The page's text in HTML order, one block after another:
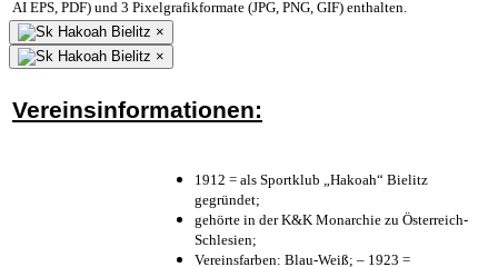
AI EPS, PDF) und 3 Pixelgrafikformate (JPG, PNG, GIF) enthalten.
×
×
Vereinsinformationen:
1912 = als Sportklub „Hakoah“ Bielitz
gegründet;
gehörte in der K&K Monarchie zu Österreich-
Schlesien;
Vereinsfarben: Blau-Weiß; – 1923 =